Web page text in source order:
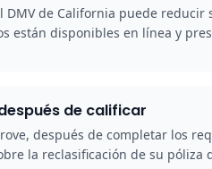
de California puede reducir
están disponibles en línea y
de calificar
después de completar los
la reclasificación de su póliza